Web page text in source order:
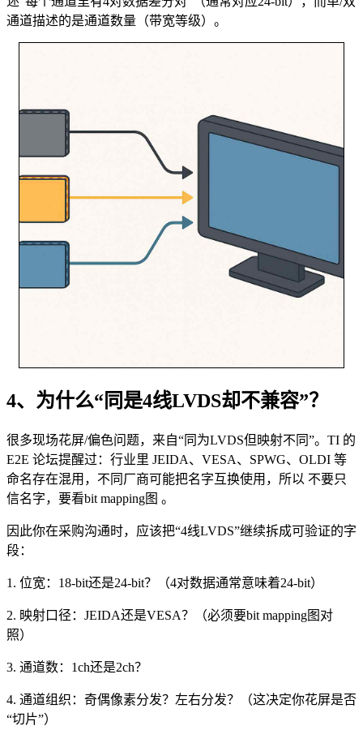
通道描述的是通道数量（带宽等级）。
4、为什么“同是4线LVDS却不兼容”？
很多现场花屏/偏色问题，来自“同为LVDS但映射不同”。TI 的
E2E 论坛提醒过：行业里 JEIDA、VESA、SPWG、OLDI 等
命名存在混用，不同厂商可能把名字互换使用，所以 不要只
信名字，要看bit mapping图 。
因此你在采购沟通时，应该把“4线LVDS”继续拆成可验证的字
段：
1. 位宽：18-bit还是24-bit？（4对数据通常意味着24-bit）
2. 映射口径：JEIDA还是VESA？（必须要bit mapping图对
照）
3. 通道数：1ch还是2ch？
4. 通道组织：奇偶像素分发？左右分发？（这决定你花屏是否
“切片”）